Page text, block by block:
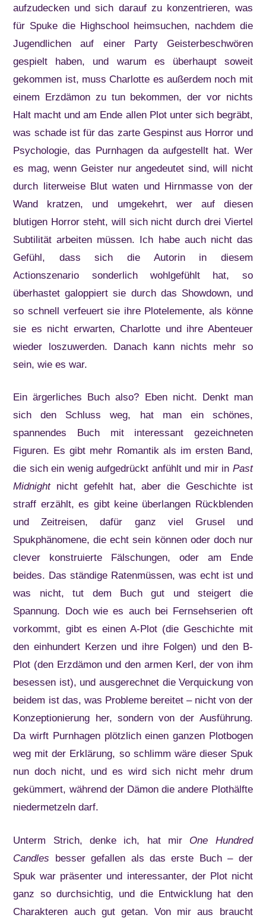
aufzudecken und sich darauf zu konzentrieren, was
für Spuke die Highschool heimsuchen, nachdem die
Jugendlichen auf einer Party Geisterbeschwören
gespielt haben, und warum es überhaupt soweit
gekommen ist, muss Charlotte es außerdem noch mit
einem Erzdämon zu tun bekommen, der vor nichts
Halt macht und am Ende allen Plot unter sich begräbt,
was schade ist für das zarte Gespinst aus Horror und
Psychologie, das Purnhagen da aufgestellt hat. Wer
es mag, wenn Geister nur angedeutet sind, will nicht
durch literweise Blut waten und Hirnmasse von der
Wand kratzen, und umgekehrt, wer auf diesen
blutigen Horror steht, will sich nicht durch drei Viertel
Subtilität arbeiten müssen. Ich habe auch nicht das
Gefühl, dass sich die Autorin in diesem
Actionszenario sonderlich wohlgefühlt hat, so
überhastet galoppiert sie durch das Showdown, und
so schnell verfeuert sie ihre Plotelemente, als könne
sie es nicht erwarten, Charlotte und ihre Abenteuer
wieder loszuwerden. Danach kann nichts mehr so
sein, wie es war.
Ein ärgerliches Buch also? Eben nicht. Denkt man
sich den Schluss weg, hat man ein schönes,
spannendes Buch mit interessant gezeichneten
Figuren. Es gibt mehr Romantik als im ersten Band,
die sich ein wenig aufgedrückt anfühlt und mir in Past
Midnightnicht gefehlt hat, aber die Geschichte ist
straff erzählt, es gibt keine überlangen Rückblenden
und Zeitreisen, dafür ganz viel Grusel und
Spukphänomene, die echt sein können oder doch nur
clever konstruierte Fälschungen, oder am Ende
beides. Das ständige Ratenmüssen, was echt ist und
was nicht, tut dem Buch gut und steigert die
Spannung. Doch wie es auch bei Fernsehserien oft
vorkommt, gibt es einen A-Plot (die Geschichte mit
den einhundert Kerzen und ihre Folgen) und den B-
Plot (den Erzdämon und den armen Kerl, der von ihm
besessen ist), und ausgerechnet die Verquickung von
beidem ist das, was Probleme bereitet – nicht von der
Konzeptionierung her, sondern von der Ausführung.
Da wirft Purnhagen plötzlich einen ganzen Plotbogen
weg mit der Erklärung, so schlimm wäre dieser Spuk
nun doch nicht, und es wird sich nicht mehr drum
gekümmert, während der Dämon die andere Plothälfte
niedermetzeln darf.
Unterm Strich, denke ich, hat mir One Hundred
Candles besser gefallen als das erste Buch – der
Spuk war präsenter und interessanter, der Plot nicht
ganz so durchsichtig, und die Entwicklung hat den
Charakteren auch gut getan. Von mir aus braucht